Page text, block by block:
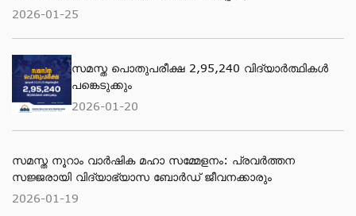
2026-01-25
സമസ്ത പൊതുപരീക്ഷ 2,95,240 വിദ്യാര്‍ത്ഥികള്‍
പങ്കെടുക്കും
2026-01-20
സമസ്ത നൂറാം വാർഷിക മഹാ സമ്മേളനം: പ്രവർത്തന
സജ്ജരായി വിദ്യാഭ്യാസ ബോർഡ് ജീവനക്കാരും
2026-01-19